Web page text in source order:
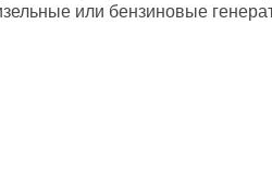
или бензиновые